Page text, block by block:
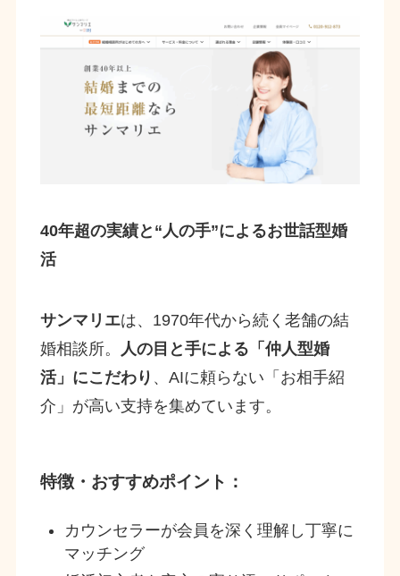
40年超の実績と“人の手”によるお世話型婚
活
サンマリエは、1970年代から続く老舗の結
婚相談所。
人の目と手による「仲人型婚
活」にこだわり 、AIに頼らない「お相手紹
介」が高い支持を集めています。
特徴・おすすめポイント：
カウンセラーが会員を深く理解し丁寧に
マッチング